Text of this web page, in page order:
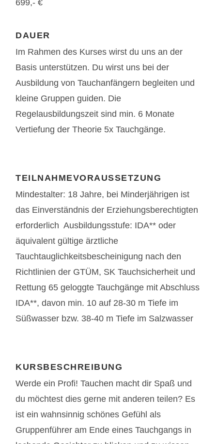
699,- €
DAUER
Im Rahmen des Kurses wirst du uns an der
Basis unterstützen. Du wirst uns bei der
Ausbildung von Tauchanfängern begleiten und
kleine Gruppen guiden. Die
Regelausbildungszeit sind min. 6 Monate
Vertiefung der Theorie 5x Tauchgänge.
TEILNAHMEVORAUSSETZUNG
Mindestalter: 18 Jahre, bei Minderjährigen ist
das Einverständnis der Erziehungsberechtigten
erforderlich Ausbildungsstufe: IDA** oder
äquivalent gültige ärztliche
Tauchtauglichkeitsbescheinigung nach den
Richtlinien der GTÜM, SK Tauchsicherheit und
Rettung 65 geloggte Tauchgänge mit Abschluss
IDA**, davon min. 10 auf 28-30 m Tiefe im
Süßwasser bzw. 38-40 m Tiefe im Salzwasser
KURSBESCHREIBUNG
Werde ein Profi! Tauchen macht dir Spaß und
du möchtest dies gerne mit anderen teilen? Es
ist ein wahnsinnig schönes Gefühl als
Gruppenführer am Ende eines Tauchgangs in